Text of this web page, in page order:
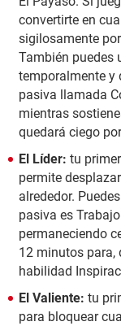
convertirte en
sigilosamente
También puedes
temporalmente y
pasiva llamada
mientras
quedará ciego
El Líder: tu
permite
alrededor.
pasiva es
permaneciendo
12 minutos para,
habilidad
El Valiente: tu
para bloquear